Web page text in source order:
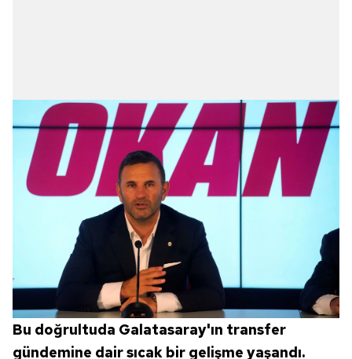
Bu doğrultuda Galatasaray'ın transfer
gündemine dair sıcak bir gelişme yaşandı.